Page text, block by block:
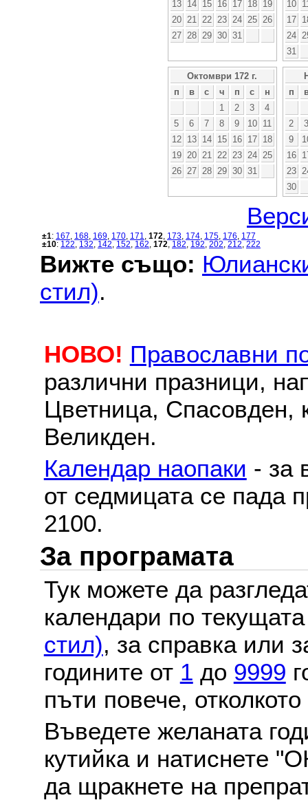
13
14 15 16 17 18
19
20
21 22 23 24 25
26
27
28 29 30 31
10
17
24
31
Октомври 172 г.
п
в с ч п с
н
1
2 3
4
5
6 7 8 9 10
11
12
13 14 15 16 17
18
19
20 21 22 23 24
25
26
27 28 29 30 31
п
2
3
9
16
23
30
±1: 167 168 169 170 171 172 173 174 175 176
177
±10: 122 132 142 152 162 172 182 192 202 212 222
Вижте също:
стил).
НОВО! Православни
различни празници,
Цветница, Спасовден,
Великден.
Календар наопаки - за
от седмицата се пада
2100.
За програмата
Тук можете да
календари по
стил), за справка или
годините от 1 до 9999
пъти повече,
Въведете желаната
кутийка и натиснете
да щракнете на